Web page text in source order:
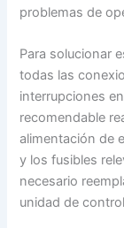
problemas de
Para solucionar
todas las
interrupciones
recomendable
alimentación de
y los fusibles
necesario
unidad de